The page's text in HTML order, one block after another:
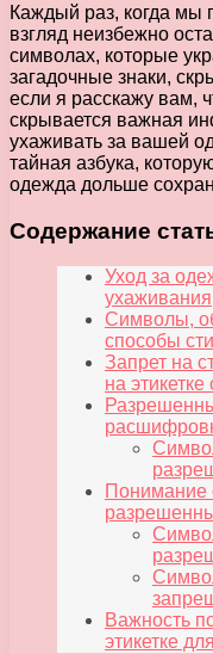
Каждый раз, когда мы
взгляд неизбежно
символах, которые
загадочные знаки,
если я расскажу вам,
скрывается важная
ухаживать за вашей
тайная азбука,
одежда дольше
Содержание
Уход за
ухаживания
Символы,
способы
Запрет на
на
Понимание
Важность
этикетке